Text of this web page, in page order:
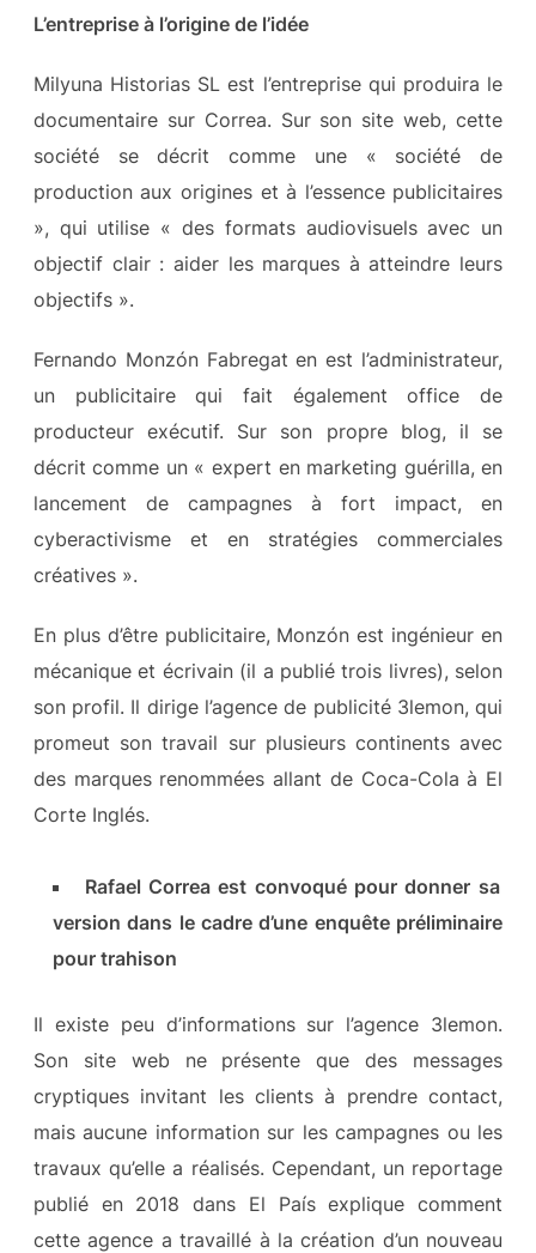
L’entreprise à l’origine de l’idée
Milyuna Historias SL est l’entreprise qui produira le
documentaire sur Correa. Sur son site web, cette
société se décrit comme une « société de
production aux origines et à l’essence publicitaires
», qui utilise « des formats audiovisuels avec un
objectif clair : aider les marques à atteindre leurs
objectifs ».
Fernando Monzón Fabregat en est l’administrateur,
un publicitaire qui fait également office de
producteur exécutif. Sur son propre blog, il se
décrit comme un « expert en marketing guérilla, en
lancement de campagnes à fort impact, en
cyberactivisme et en stratégies commerciales
créatives ».
En plus d’être publicitaire, Monzón est ingénieur en
mécanique et écrivain (il a publié trois livres), selon
son profil. Il dirige l’agence de publicité 3lemon, qui
promeut son travail sur plusieurs continents avec
des marques renommées allant de Coca-Cola à El
Corte Inglés.
Rafael Correa est convoqué pour donner sa
version dans le cadre d’une enquête préliminaire
pour trahison
Il existe peu d’informations sur l’agence 3lemon.
Son site web ne présente que des messages
cryptiques invitant les clients à prendre contact,
mais aucune information sur les campagnes ou les
travaux qu’elle a réalisés. Cependant, un reportage
publié en 2018 dans El País explique comment
cette agence a travaillé à la création d’un nouveau